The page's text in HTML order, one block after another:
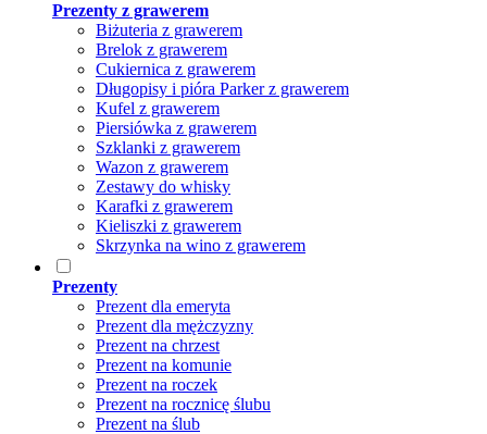
Prezenty z grawerem
Biżuteria z grawerem
Brelok z grawerem
Cukiernica z grawerem
Długopisy i pióra Parker z grawerem
Kufel z grawerem
Piersiówka z grawerem
Szklanki z grawerem
Wazon z grawerem
Zestawy do whisky
Karafki z grawerem
Kieliszki z grawerem
Skrzynka na wino z grawerem
Prezenty
Prezent dla emeryta
Prezent dla mężczyzny
Prezent na chrzest
Prezent na komunie
Prezent na roczek
Prezent na rocznicę ślubu
Prezent na ślub